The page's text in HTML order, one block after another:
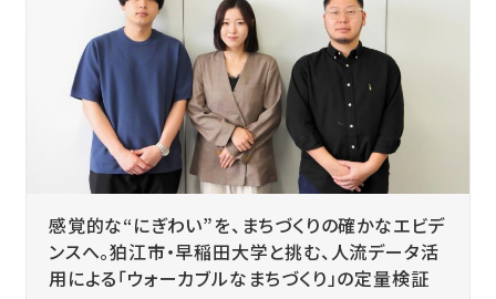
感覚的な“にぎわい”を、まちづくりの確かなエビデ
ンスへ。狛江市・早稲田大学と挑む、人流データ活
用による「ウォーカブルなまちづくり」の定量検証